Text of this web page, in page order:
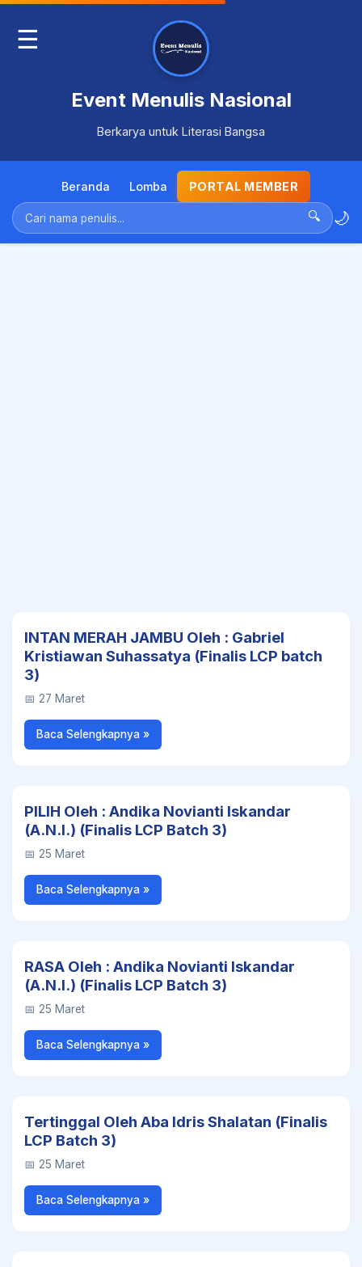
☰
Event Menulis Nasional
Berkarya untuk Literasi Bangsa
Beranda Lomba PORTAL MEMBER
🔍 🌙
INTAN MERAH JAMBU Oleh : Gabriel
Kristiawan Suhassatya (Finalis LCP batch
3)
📅 27 Maret
Baca Selengkapnya »
PILIH Oleh : Andika Novianti Iskandar
(A.N.I.) (Finalis LCP Batch 3)
📅 25 Maret
Baca Selengkapnya »
RASA Oleh : Andika Novianti Iskandar
(A.N.I.) (Finalis LCP Batch 3)
📅 25 Maret
Baca Selengkapnya »
Tertinggal Oleh Aba Idris Shalatan (Finalis
LCP Batch 3)
📅 25 Maret
Baca Selengkapnya »